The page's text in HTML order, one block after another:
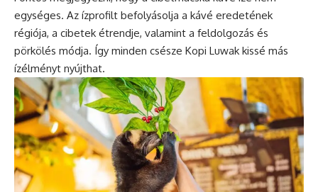
egységes. Az ízprofilt befolyásolja a kávé eredetének
régiója, a cibetek étrendje, valamint a feldolgozás és
pörkölés módja. Így minden csésze Kopi Luwak kissé más
ízélményt nyújthat.